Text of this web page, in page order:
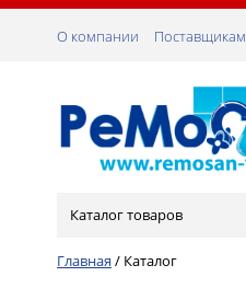
О компании Поставщикам
Каталог товаров
Главная / Каталог